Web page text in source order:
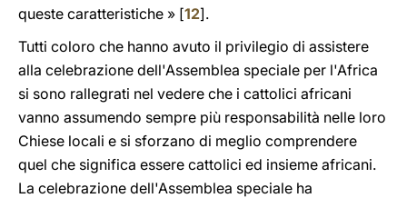
queste caratteristiche » [12].
Tutti coloro che hanno avuto il privilegio di assistere
alla celebrazione dell'Assemblea speciale per l'Africa
si sono rallegrati nel vedere che i cattolici africani
vanno assumendo sempre più responsabilità nelle loro
Chiese locali e si sforzano di meglio comprendere
quel che significa essere cattolici ed insieme africani.
La celebrazione dell'Assemblea speciale ha